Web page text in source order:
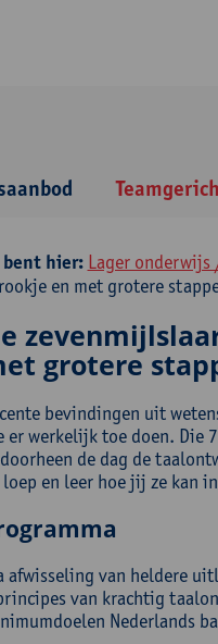
bent hier: Lager
en met grotere
grotere
bevindingen uit
er werkelijk toe doen. Die
de dag de
loep en leer hoe jij ze kan
afwisseling van heldere
van krachtig
Nederlands